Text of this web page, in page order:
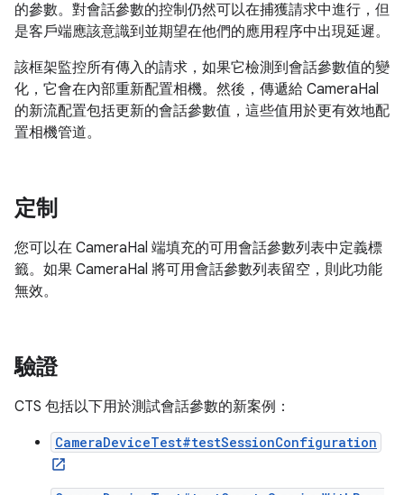
的參數。對會話參數的控制仍然可以在捕獲請求中進行，但
是客戶端應該意識到並期望在他們的應用程序中出現延遲。
該框架監控所有傳入的請求，如果它檢測到會話參數值的變
化，它會在內部重新配置相機。然後，傳遞給 CameraHal
的新流配置包括更新的會話參數值，這些值用於更有效地配
置相機管道。
定制
您可以在 CameraHal 端填充的可用會話參數列表中定義標
籤。如果 CameraHal 將可用會話參數列表留空，則此功能
無效。
驗證
CTS 包括以下用於測試會話參數的新案例：
CameraDeviceTest#testSessionConfiguration